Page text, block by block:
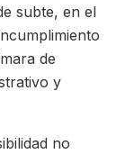
subte, en el
de
y
no